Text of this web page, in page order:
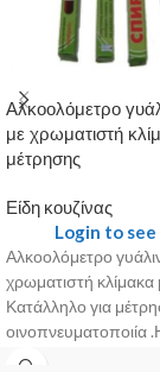
Αλκοολόμετρο
με χρωματιστή
μέτρησης
Είδη κουζίνας
Login to
Αλκοολόμετρο
χρωματιστή κλίμακα
Κατάλληλο για
οινοπνευματοποιία
τοποθετείτε μέσα